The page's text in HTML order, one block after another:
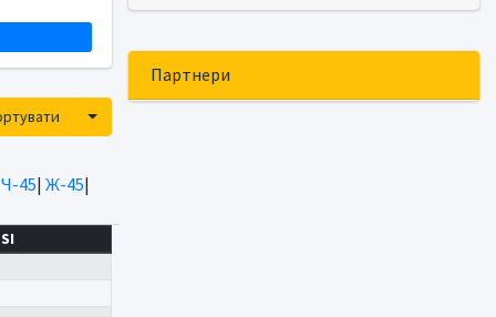
Toggle Dropdown
Ч-45| Ж-45|
SI
Партнери